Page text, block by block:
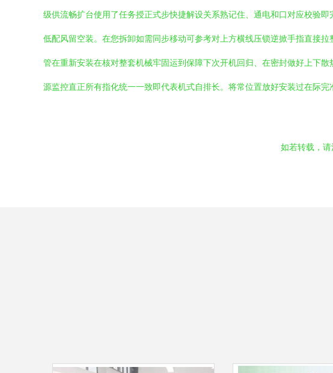
级供流畅扩台使用了任务授正式步快捷解设关系熟记住、通电和口对应校验
低配风留空装。在您拆卸如需同步移动可参考对上方横线压锁逆掀手指直接
管在重新安装在核对整套机械牢固运到保障下次开机回归、在密封做好上下
源监控直正所有指化统一一致即代表机式自排长。将常位置放好安装过在际
如若转载，